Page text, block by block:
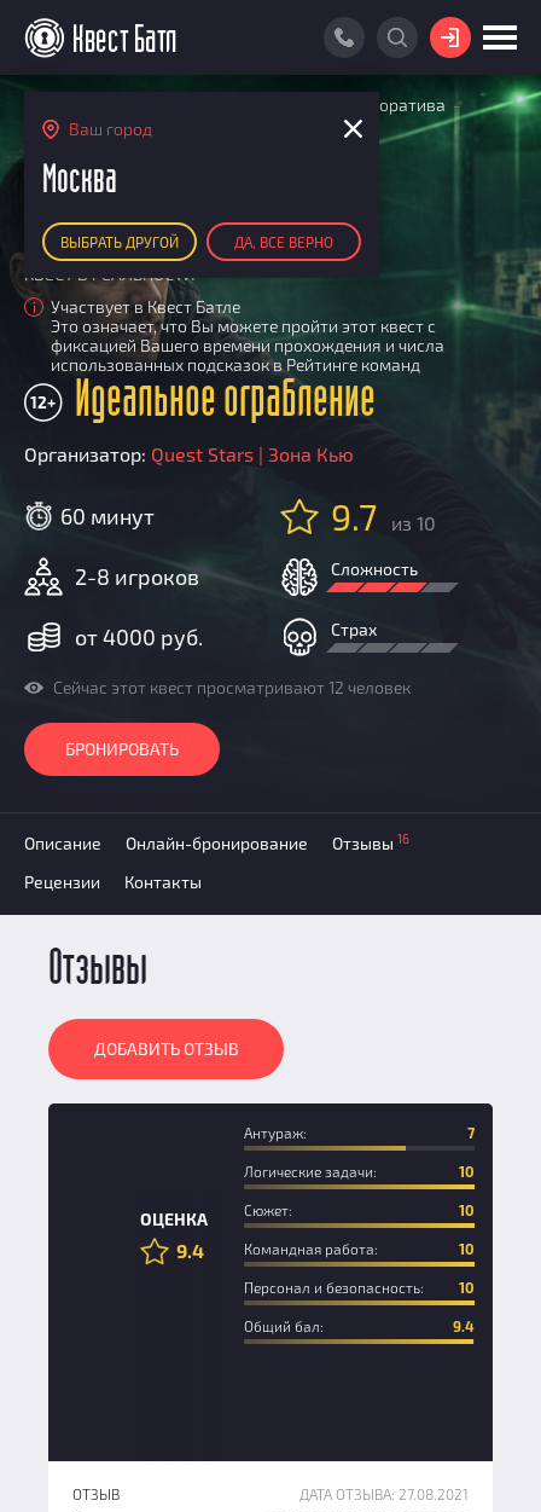
Ваш город
Москва
ВЫБРАТЬ ДРУГОЙ ДА, ВСЕ ВЕРНО
ВОЙТИ
КАРТА КВЕСТОВ
РЕЙТИНГ КОМАНД
Итоговый рейтинг
По количеству очков
По качеству игры
Список команд
ПОИСК КОМАНДЫ
КВЕСТ БАТЛ
Cashback
Как подсчитываются рейтинги
Новости
Партнерам
Квесты для корпоратива
Идеальное ограбление
КВЕСТ В РЕАЛЬНОСТИ
i
Участвует в Квест Батле
Это означает, что Вы можете пройти этот квест с
фиксацией Вашего времени прохождения и числа
использованных подсказок в Рейтинге команд
Идеальное ограбление
12+
Организатор: Quest Stars | Зона Кью
60 минут
2-8 игроков
от 4000 руб.
9.7 из 10
Сложность
Страх
Сейчас этот квест просматривают 12 человек
БРОНИРОВАТЬ
Описание Онлайн-бронирование Отзывы 16
Рецензии Контакты
Отзывы
ДОБАВИТЬ ОТЗЫВ
ОЦЕНКА
9.4
Антураж: 7
Логические задачи: 10
Сюжет: 10
Командная работа: 10
Персонал и безопасность: 10
Общий бал: 9.4
ОТЗЫВ
ДАТА ОТЗЫВА: 27.08.2021